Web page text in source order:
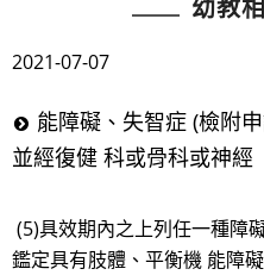
幼教
2021-07-07
能障礙、失智症 (檢附
並經復健 科或骨科或神經
(5)具效期內之上列任一種障
鑑定具有肢體、平衡機 能障